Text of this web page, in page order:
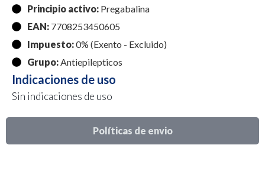
Políticas de envio
Principio activo: Pregabalina
EAN: 7708253450605
Impuesto:0% (Exento - Excluido)
Grupo:Antiepilepticos
Indicaciones de uso
Sin indicaciones de uso